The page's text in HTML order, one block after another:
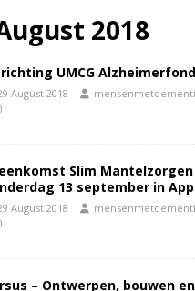
2018
UMCG
August 2018
Slim Mantelzorgen
13 september in
August 2018
– Ontwerpen, bouwen